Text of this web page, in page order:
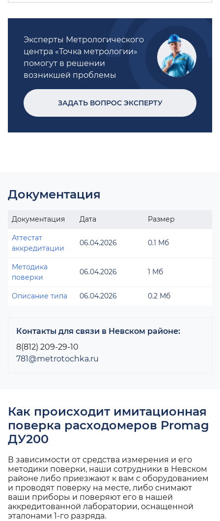
Эксперты Метрологического
центра «Точка метрологии»
помогут в решении
возникшей проблемы
ЗАДАТЬ ВОПРОС ЭКСПЕРТУ
Документация
Документация Дата Размер
Аттестат
аккредитации
06.04.2026 0.1 Мб
Методика
поверки
06.04.2026 1 Мб
Описание типа 06.04.2026 0.2 Мб
Контакты для связи в Невском районе:
8(812) 209-29-10
781@metrotochka.ru
Как происходит имитационная
поверка расходомеров Promag
ДУ200
В зависимости от средства измерения и его
методики поверки, наши сотрудники в Невском
районе либо приезжают к вам с оборудованием
и проводят поверку на месте, либо снимают
ваши приборы и поверяют его в нашей
аккредитованной лаборатории, оснащенной
эталонами 1-го разряда.